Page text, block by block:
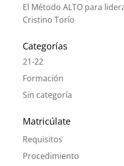
El Método ALTO para
Cristino Torío
Categorías
21-22
Formación
Sin categoría
Matricúlate
Requisitos
Procedimiento